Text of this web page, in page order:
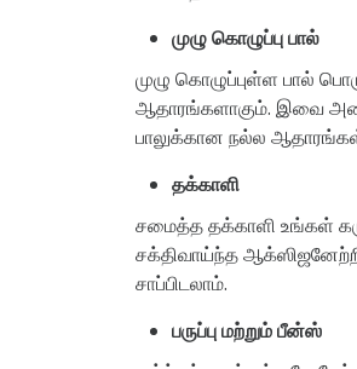
முழு கொழுப்பு பால்
முழு கொழுப்புள்ள பால்
ஆதாரங்களாகும். இவை
பாலுக்கான நல்ல
தக்காளி
சமைத்த தக்காளி உங்கள்
சக்திவாய்ந்த
சாப்பிடலாம்.
பருப்பு மற்றும் பீன்ஸ்